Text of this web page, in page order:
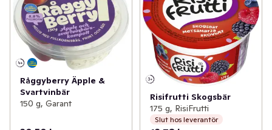
Råggyberry Äpple &
Svartvinbär
150 g, Garant
Risifrutti Skogsbär
175 g, RisiFrutti
Slut hos leverantör